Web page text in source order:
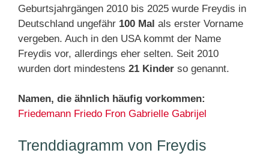
Geburtsjahrgängen 2010 bis 2025 wurde Freydis in
Deutschland ungefähr 100 Mal als erster Vorname
vergeben. Auch in den USA kommt der Name
Freydis vor, allerdings eher selten. Seit 2010
wurden dort mindestens 21 Kinder so genannt.
Namen, die ähnlich häufig vorkommen:
Friedemann Friedo Fron Gabrielle Gabrijel
Trenddiagramm von Freydis